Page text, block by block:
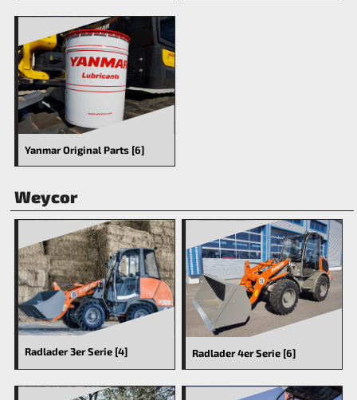
Yanmar Original Parts [6]
Weycor
Radlader 3er Serie [4] Radlader 4er Serie [6]